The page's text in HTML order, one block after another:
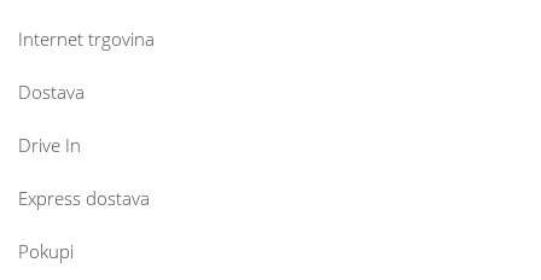
Internet trgovina
Dostava
Drive In
Express dostava
Pokupi